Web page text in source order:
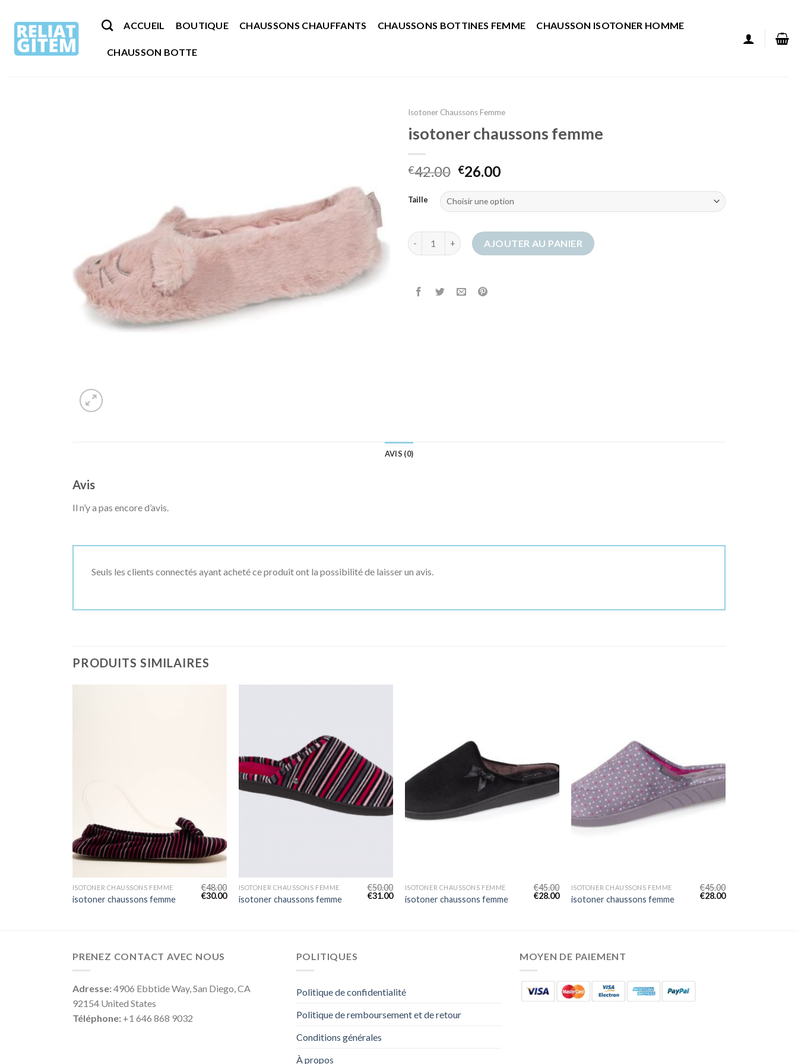
contenu
ACCUEIL BOUTIQUE CHAUSSONS CHAUFFANTS CHAUSSONS BOTTINES FEMME CHAUSSON ISOTONER HOMME
CHAUSSON BOTTE
Isotoner Chaussons Femme
isotoner chaussons femme
€42.00 €26.00
Taille
quantité de isotoner chaussons femme
AJOUTER AU PANIER
AVIS (0)
Avis
Il n’y a pas encore d’avis.
Seuls les clients connectés ayant acheté ce produit ont la possibilité de laisser un avis.
PRODUITS SIMILAIRES
ISOTONER CHAUSSONS FEMME
isotoner chaussons femme
€48.00
€30.00
ISOTONER CHAUSSONS FEMME
isotoner chaussons femme
€50.00
€31.00
ISOTONER CHAUSSONS FEMME
isotoner chaussons femme
€45.00
€28.00
ISOTONER CHAUSSONS FEMME
isotoner chaussons femme
€45.00
€28.00
PRENEZ CONTACT AVEC NOUS
Adresse:4906 Ebbtide Way, San Diego, CA
92154 United States
Téléphone: +1 646 868 9032
POLITIQUES
Politique de confidentialité
Politique de remboursement et de retour
Conditions générales
À propos
MOYEN DE PAIEMENT